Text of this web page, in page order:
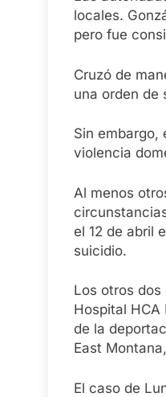
locales.
pero fue
Cruzó de
una orden de
Sin embargo,
violencia
Al menos
el 12 de abril
suicidio.
Los otros
Hospital HCA
de la
East
El caso de